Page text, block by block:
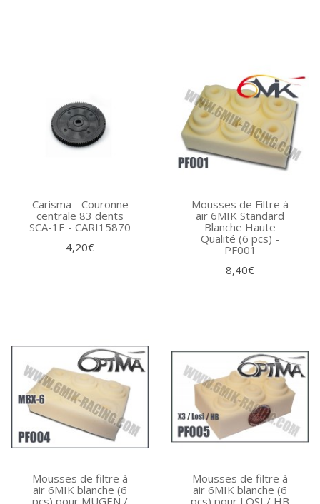
Carisma - Couronne
centrale 83 dents
SCA-1E - CARI15870
4,20€
Mousses de Filtre à
air 6MIK Standard
Blanche Haute
Qualité (6 pcs) -
PF001
8,40€
Mousses de filtre à
air 6MIK blanche (6
pcs) pour MUGEN /
Mousses de filtre à
air 6MIK blanche (6
pcs) pour LOSI / HB